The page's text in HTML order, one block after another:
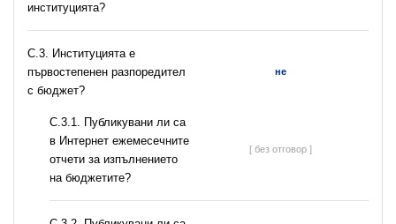
институцията?
C.3. Институцията е
първостепенен разпоредител
с бюджет?
не
С.3.1. Публикувани ли са
в Интернет ежемесечните
отчети за изпълнението
на бюджетите?
[ без отговор ]